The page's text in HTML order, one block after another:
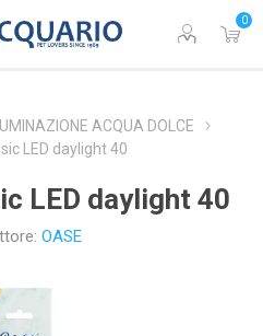
0
ACQUA DOLCE
LED daylight 40
LED daylight 40
OASE